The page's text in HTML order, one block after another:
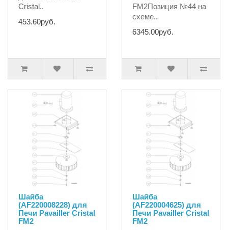
Cristal..
453.60руб.
FM2Позиция №44 на
схеме..
6345.00руб.
Шайба
(AF220008228) для
Печи Pavailler Cristal
FM2
Шайба
(AF220004625) для
Печи Pavailler Cristal
FM2